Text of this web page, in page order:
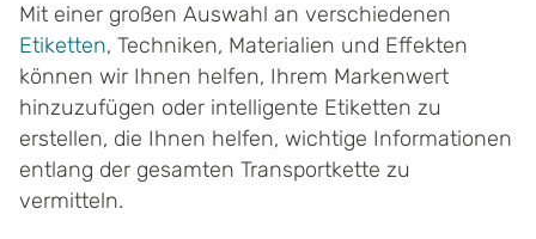
Mit einer großen Auswahl an verschiedenen
Etiketten, Techniken, Materialien und Effekten
können wir Ihnen helfen, Ihrem Markenwert
hinzuzufügen oder intelligente Etiketten zu
erstellen, die Ihnen helfen, wichtige Informationen
entlang der gesamten Transportkette zu
vermitteln.